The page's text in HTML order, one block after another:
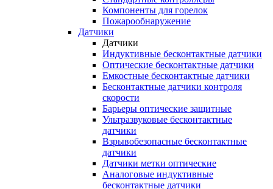
Компоненты для горелок
Пожарообнаружение
Датчики
Датчики
Индуктивные бесконтактные датчики
Оптические бесконтактные датчики
Емкостные бесконтактные датчики
Бесконтактные датчики контроля
скорости
Барьеры оптические защитные
Ультразвуковые бесконтактные
датчики
Взрывобезопасные бесконтактные
датчики
Датчики метки оптические
Аналоговые индуктивные
бесконтактные датчики